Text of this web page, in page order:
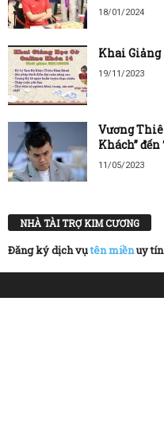
18/01/2024
Khai Giảng
19/11/2023
Vương
Khách” đến
11/05/2023
NHÀ TÀI TRỢ KIM CƯƠNG
Đăng ký dịch vụtên miềnuy tín